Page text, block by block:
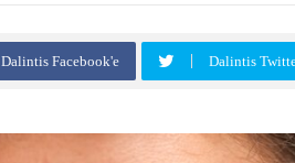
Dalintis Facebook'e Dalintis